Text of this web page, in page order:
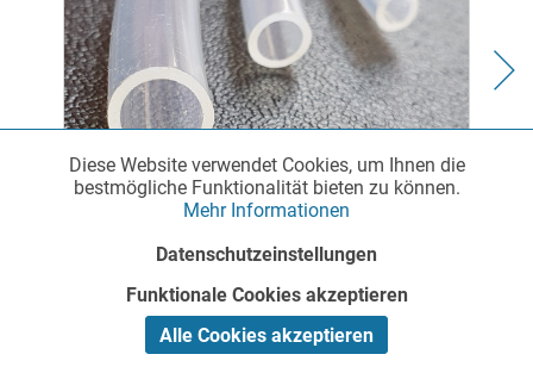
FEP-Chemieschlauch
Pressluftschläuche für unterschiedliche Druckbereiche
und Anwendungen Im Sortiment von rct-online.de
Funktionale Aktiv
Inaktiv
Diese Website verwendet Cookies, um Ihnen die
bestmögliche Funktionalität bieten zu können.
Mehr Informationen
Datenschutzeinstellungen
Funktionale Cookies akzeptieren
Alle Cookies akzeptieren